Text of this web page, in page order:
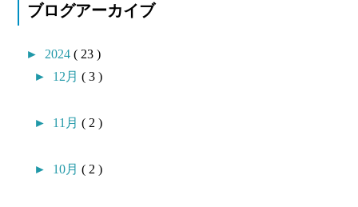
ブログアーカイブ
► 2024( 23 )
► 12月( 3 )
► 11月( 2 )
► 10月( 2 )